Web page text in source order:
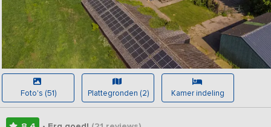
Foto's (51) Plattegronden (2) Kamer indeling